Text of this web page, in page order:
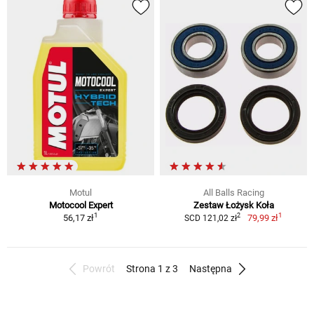
Motul
Motocool Expert
56,17 zł1
All Balls Racing
Zestaw Łożysk Koła
SCD 121,02 zł2 79,99 zł1
Powrót Strona 1 z 3 Następna